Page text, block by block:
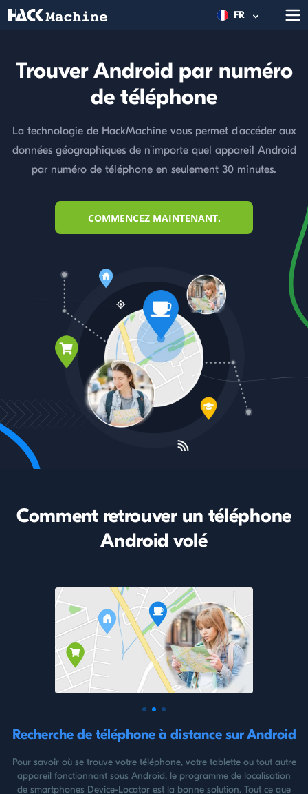
FR
Trouver Android par numéro
de téléphone
La technologie de HackMachine vous permet d'accéder aux
données géographiques de n'importe quel appareil Android
par numéro de téléphone en seulement 30 minutes.
COMMENCEZ MAINTENANT.
Comment retrouver un téléphone
Android volé
Recherche de téléphone à distance sur Android
Pour savoir où se trouve votre téléphone, votre tablette ou tout autre
appareil fonctionnant sous Android, le programme de localisation
de smartphones Device-Locator est la bonne solution. Tout ce que